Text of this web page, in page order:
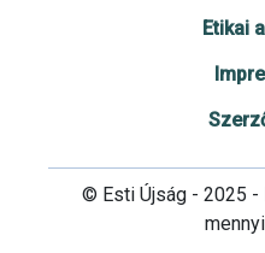
Etikai
© Esti Újság - 2025 -